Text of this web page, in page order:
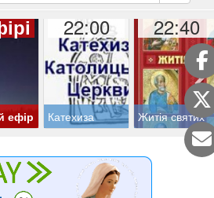
ефір
22:00
Катехиза
22:40
Житія святих